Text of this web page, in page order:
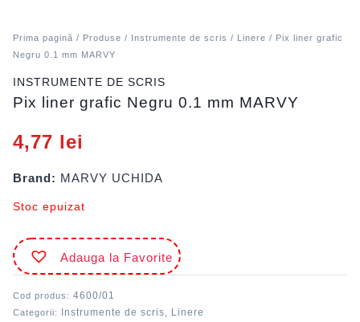
Prima pagină / Produse / Instrumente de scris / Linere / Pix liner grafic
Negru 0.1 mm MARVY
INSTRUMENTE DE SCRIS
Pix liner grafic Negru 0.1 mm MARVY
4,77 lei
Brand: MARVY UCHIDA
Stoc epuizat
Adauga la Favorite
Cod produs: 4600/01
Categorii: Instrumente de scris, Linere